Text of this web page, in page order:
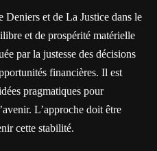
et de La Justice dans le
et de prospérité matérielle
par la justesse des décisions
financières. Il est
pragmatiques pour
L’approche doit être
cette stabilité.